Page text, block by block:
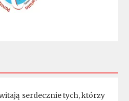
serdecznie tych, którzy